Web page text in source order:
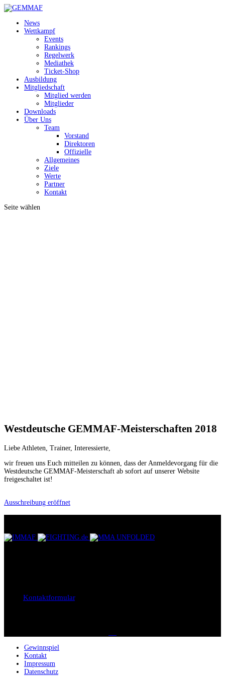
News
Wettkampf
Events
Rankings
Regelwerk
Mediathek
Ticket-Shop
Ausbildung
Mitgliedschaft
Mitglied werden
Mitglieder
Downloads
Über Uns
Team
Vorstand
Direktoren
Offizielle
Allgemeines
Ziele
Werte
Partner
Kontakt
Seite wählen
Westdeutsche GEMMAF-Meisterschaften 2018
Liebe Athleten, Trainer, Interessierte,
wir freuen uns Euch mitteilen zu können, dass der Anmeldevorgang für die
Westdeutsche GEMMAF-Meisterschaft ab sofort auf unserer Website
freigeschaltet ist!
Ausschreibung eröffnet
Kontaktformular.
Gewinnspiel
Kontakt
Impressum
Datenschutz